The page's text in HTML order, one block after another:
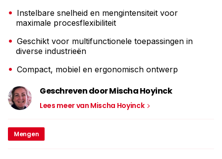
Instelbare snelheid en mengintensiteit voor
maximale procesflexibiliteit
Geschikt voor multifunctionele toepassingen in
diverse industrieën
Compact, mobiel en ergonomisch ontwerp
Geschreven door Mischa Hoyinck
Lees meer van Mischa Hoyinck
Mengen